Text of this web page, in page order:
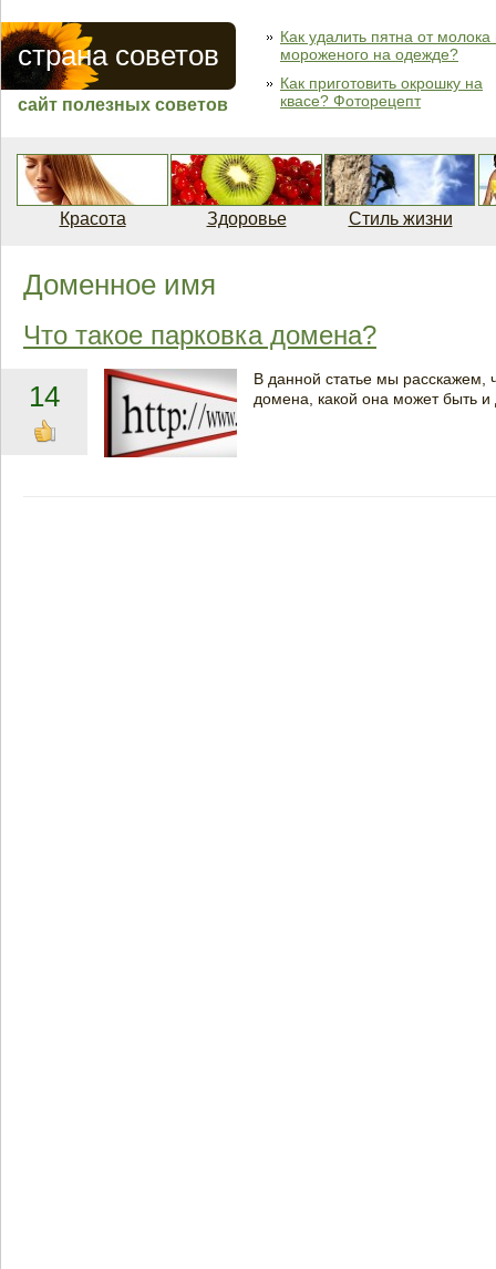
страна советов
сайт полезных советов
Как удалить пятна от молока
мороженого на одежде?
Как приготовить окрошку на
квасе? Фоторецепт
Красота Здоровье Стиль жизни
Доменное имя
Что такое парковка домена?
14
В данной статье мы расскажем,
домена, какой она может быть и